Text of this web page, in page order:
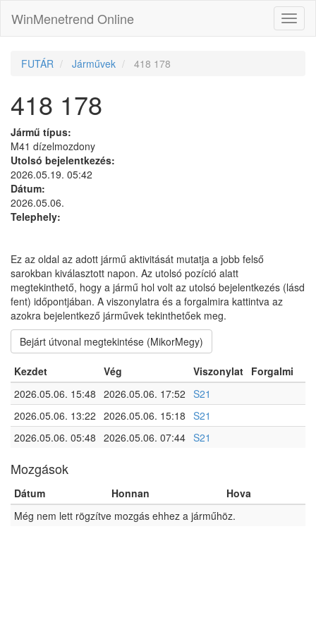
WinMenetrend Online
FUTÁR Járművek 418 178
418 178
Jármű típus:
M41 dízelmozdony
Utolsó bejelentkezés:
2026.05.19. 05:42
Dátum:
2026.05.06.
Telephely:
Ez az oldal az adott jármű aktivitását mutatja a jobb felső
sarokban kiválasztott napon. Az utolsó pozíció alatt
megtekinthető, hogy a jármű hol volt az utolsó bejelentkezés (lásd
fent) időpontjában. A viszonylatra és a forgalmira kattintva az
azokra bejelentkező járművek tekinthetőek meg.
Bejárt útvonal megtekintése (MikorMegy)
Kezdet Vég Viszonylat Forgalmi
2026.05.06. 15:48 2026.05.06. 17:52 S21
2026.05.06. 13:22 2026.05.06. 15:18 S21
2026.05.06. 05:48 2026.05.06. 07:44 S21
Mozgások
Dátum Honnan
Hova
Még nem lett rögzítve mozgás ehhez a járműhöz.